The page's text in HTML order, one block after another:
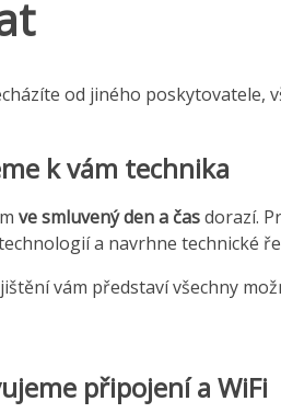
od jiného poskytovatele,
k vám technika
ve smluvený den a časdorazí.
a navrhne technické
vám představí všechny
připojení a WiFi